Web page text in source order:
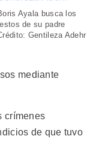
Ayala busca los
de su padre
Gentileza Adehr
mediante
crímenes
de que tuvo